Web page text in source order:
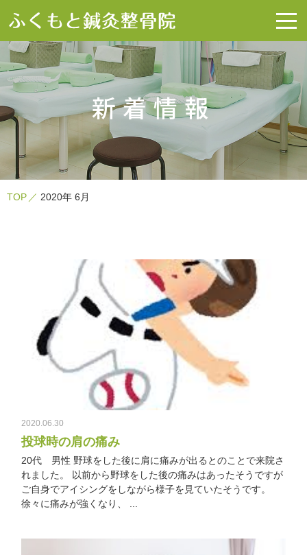
新着情報
TOP 2020年 6月
2020.06.30
投球時の肩の痛み
20代 男性 野球をした後に肩に痛みが出るとのことで来院さ
れました。 以前から野球をした後の痛みはあったそうですが
ご自身でアイシングをしながら様子を見ていたそうです。
徐々に痛みが強くなり、 ...